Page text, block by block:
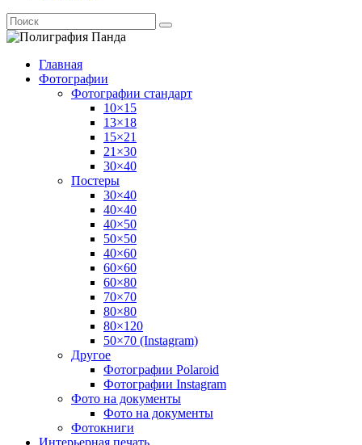
Главная
Фотографии
Фотографии стандарт
10×15
13×18
15×21
21×30
30×40
Постеры
30×40
40×40
40×50
50×50
40×60
60×60
60×80
70×70
80×80
80×120
50×70 (Instagram)
Другое
Фотографии Polaroid
Фотографии Instagram
Фото на документы
Фото на документы
Фотокниги
Интерьерная печать